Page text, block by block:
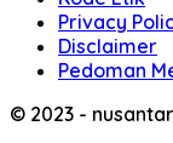
Privacy
Disclaimer
Pedoman
© 2023 -